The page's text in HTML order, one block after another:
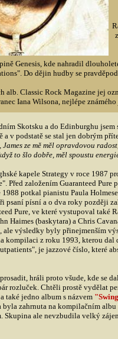
Genesis, kde nahradil
Do dějin hudby se
alb. Classic Rock Magazine jej
Iana Wilsona, nejlépe
Skotsku a do Edinburghu
a v podstatě se stal jen dobrým
ze mě měl opravdovou
to šlo dobře, měl spoustu
kapele Strategy v roce 1987
Před založením Guaranteed Pure
potkal pianistu Paula
psaní písní a o dva roky později
Pure, ve které vystupoval také
Haimes (baskytara) a Chris
ale výsledky byly přinejmenším
kompilaci z roku 1993, kterou
je jazzové číslo, které
hráli proto všude, kde se
rozluček. Chtěli prostě vydělat
také jedno album s názvem
zahrnuta na kompilačním albu
Skupina ale nevzbudila velký